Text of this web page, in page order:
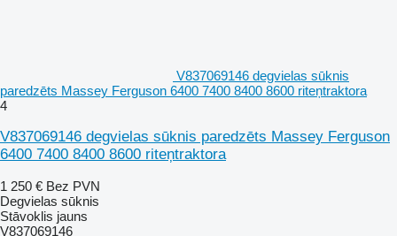
V837069146 degvielas sūknis
paredzēts Massey Ferguson 6400 7400 8400 8600 riteņtraktora
4
V837069146 degvielas sūknis paredzēts Massey Ferguson
6400 7400 8400 8600 riteņtraktora
1 250 € Bez PVN
Degvielas sūknis
Stāvoklis jauns
V837069146